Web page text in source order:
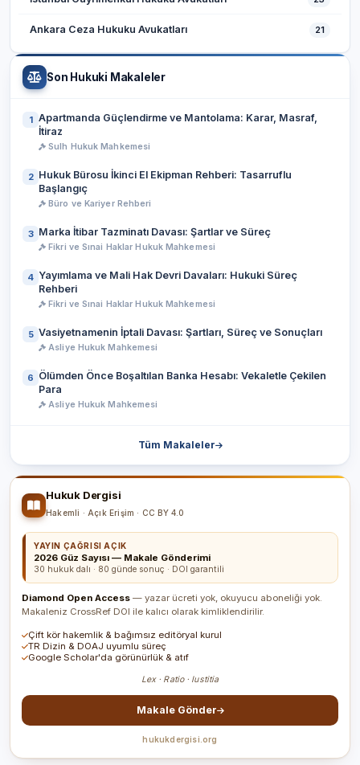
Ankara Ceza Hukuku Avukatları 21
Son Hukuki Makaleler
1 Apartmanda Güçlendirme ve Mantolama: Karar, Masraf,
İtiraz
Sulh Hukuk Mahkemesi
2 Hukuk Bürosu İkinci El Ekipman Rehberi: Tasarruflu
Başlangıç
Büro ve Kariyer Rehberi
3 Marka İtibar Tazminatı Davası: Şartlar ve Süreç
Fikri ve Sınai Haklar Hukuk Mahkemesi
4 Yayımlama ve Mali Hak Devri Davaları: Hukuki Süreç
Rehberi
Fikri ve Sınai Haklar Hukuk Mahkemesi
5 Vasiyetnamenin İptali Davası: Şartları, Süreç ve Sonuçları
Asliye Hukuk Mahkemesi
6 Ölümden Önce Boşaltılan Banka Hesabı: Vekaletle Çekilen
Para
Asliye Hukuk Mahkemesi
Tüm Makaleler
Hukuk Dergisi
Hakemli · Açık Erişim · CC BY 4.0
YAYIN ÇAĞRISI AÇIK
2026 Güz Sayısı — Makale Gönderimi
30 hukuk dalı · 80 günde sonuç · DOI garantili
Diamond Open Access — yazar ücreti yok, okuyucu aboneliği yok.
Makaleniz CrossRef DOI ile kalıcı olarak kimliklendirilir.
Çift kör hakemlik & bağımsız editöryal kurul
TR Dizin & DOAJ uyumlu süreç
Google Scholar'da görünürlük & atıf
Lex · Ratio · Iustitia
Makale Gönder
hukukdergisi.org